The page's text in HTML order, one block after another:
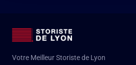
Votre Meilleur Storiste de Lyon